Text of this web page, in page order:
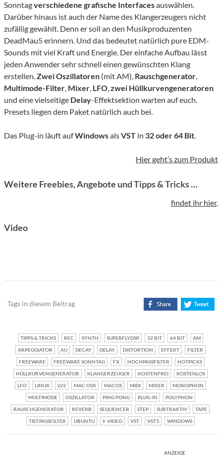
Sonntagverschiedene grafische Interfacesauswählen.
Darüber hinaus ist auch der Name des Klangerzeugers nicht
zufällig gewählt. Denn er soll an den Musikproduzenten
DeadMau5 erinnern. Und das bedeutet natürlich pure EDM-
Sounds mit viel Kraft und Energie. Der einfache Aufbau lässt
jeden Anwender sehr schnell einen gewünschten Klang
erstellen.Zwei Oszillatoren (mit AM), Rauschgenerator,
Multimode-Filter, Mixer, LFO,zwei Hüllkurvengeneratoren
und eine vielseitige Delay-Effektsektion warten auf euch.
Presets liegen dem Paket natürlich auch bei.
Das Plug-in läuft aufWindowsalsVST in 32 oder 64 Bit.
Hier geht’s zum Produkt
Weitere Freebies, Angebote und Tipps & Tricks …
findet ihr hier.
Video
Tags in diesem Beitrag
TIPPS & TRICKS REC SYNTH SUPERFLYDSP 32 BIT 64 BIT
AM
ARPEGGIATOR
AU DECAY DELAY DISTORTION EFFEKT
FILTER
FREEWARE
FREEWARE SONNTAG FX HOCHPASSFILTER
HOTPICKS
HÜLLKURVENGENERATOR
KLANGERZEUGER KOSTENFREI
KOSTENLOS
LFO
LINUX LV2 MAC OSX MACOS MIDI MIXER
MONOPHON
MULTIMODE
OSZILLATOR PING PONG PLUG-IN
POLYPHON
RAUSCHGENERATOR
REVERB SEQUENCER STEP SUBTRAKTIV
TAPE
TIEFPASSFILTER
UBUNTU VIDEO VST VST3 WINDOWS
ANZEIGE